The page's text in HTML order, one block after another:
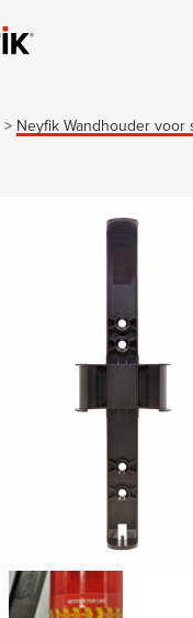
> Neyfik Wandhouder voor